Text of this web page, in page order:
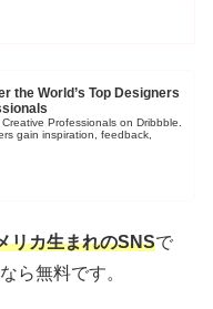
the World’s Top Designers
Professionals on Dribbble.
gain inspiration, feedback,
リカ生まれのSNSで
ら無料です。